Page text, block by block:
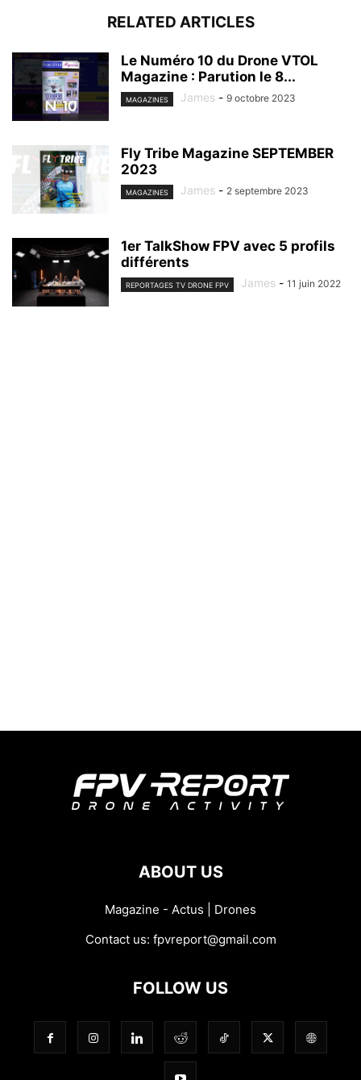
RELATED ARTICLES
Le Numéro 10 du Drone VTOL
Magazine : Parution le 8...
MAGAZINES James - 9 octobre 2023
Fly Tribe Magazine SEPTEMBER
2023
MAGAZINES James - 2 septembre 2023
1er TalkShow FPV avec 5 profils
différents
REPORTAGES TV DRONE FPV James - 11 juin 2022
ABOUT US
Magazine - Actus | Drones
Contact us: fpvreport@gmail.com
FOLLOW US